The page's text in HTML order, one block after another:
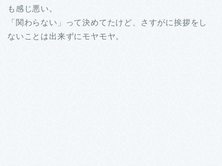
も感じ悪い。
「関わらない」って決めてたけど、さすがに挨拶をし
ないことは出来ずにモヤモヤ。